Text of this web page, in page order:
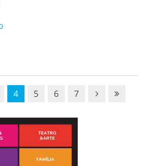
4 5 6 7